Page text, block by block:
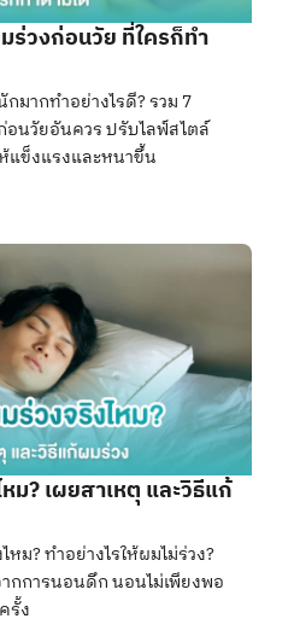
ร่วงก่อนวัย ที่ใครก็ทำ
มากทำอย่างไรดี? รวม 7
นวัยอันควร ปรับไลฟ์สไตล์
แข็งแรงและหนาขึ้น
ม? เผยสาเหตุ และวิธีแก้
ม? ทำอย่างไรให้ผมไม่ร่วง?
กการนอนดึก นอนไม่เพียงพอ
รั้ง